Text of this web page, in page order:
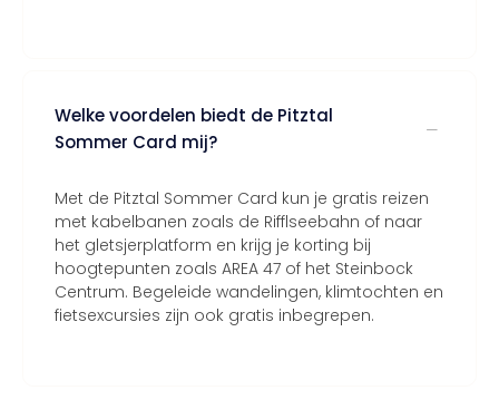
Welke voordelen biedt de Pitztal
Sommer Card mij?
Met de Pitztal Sommer Card kun je gratis reizen
met kabelbanen zoals de Rifflseebahn of naar
het gletsjerplatform en krijg je korting bij
hoogtepunten zoals AREA 47 of het Steinbock
Centrum. Begeleide wandelingen, klimtochten en
fietsexcursies zijn ook gratis inbegrepen.